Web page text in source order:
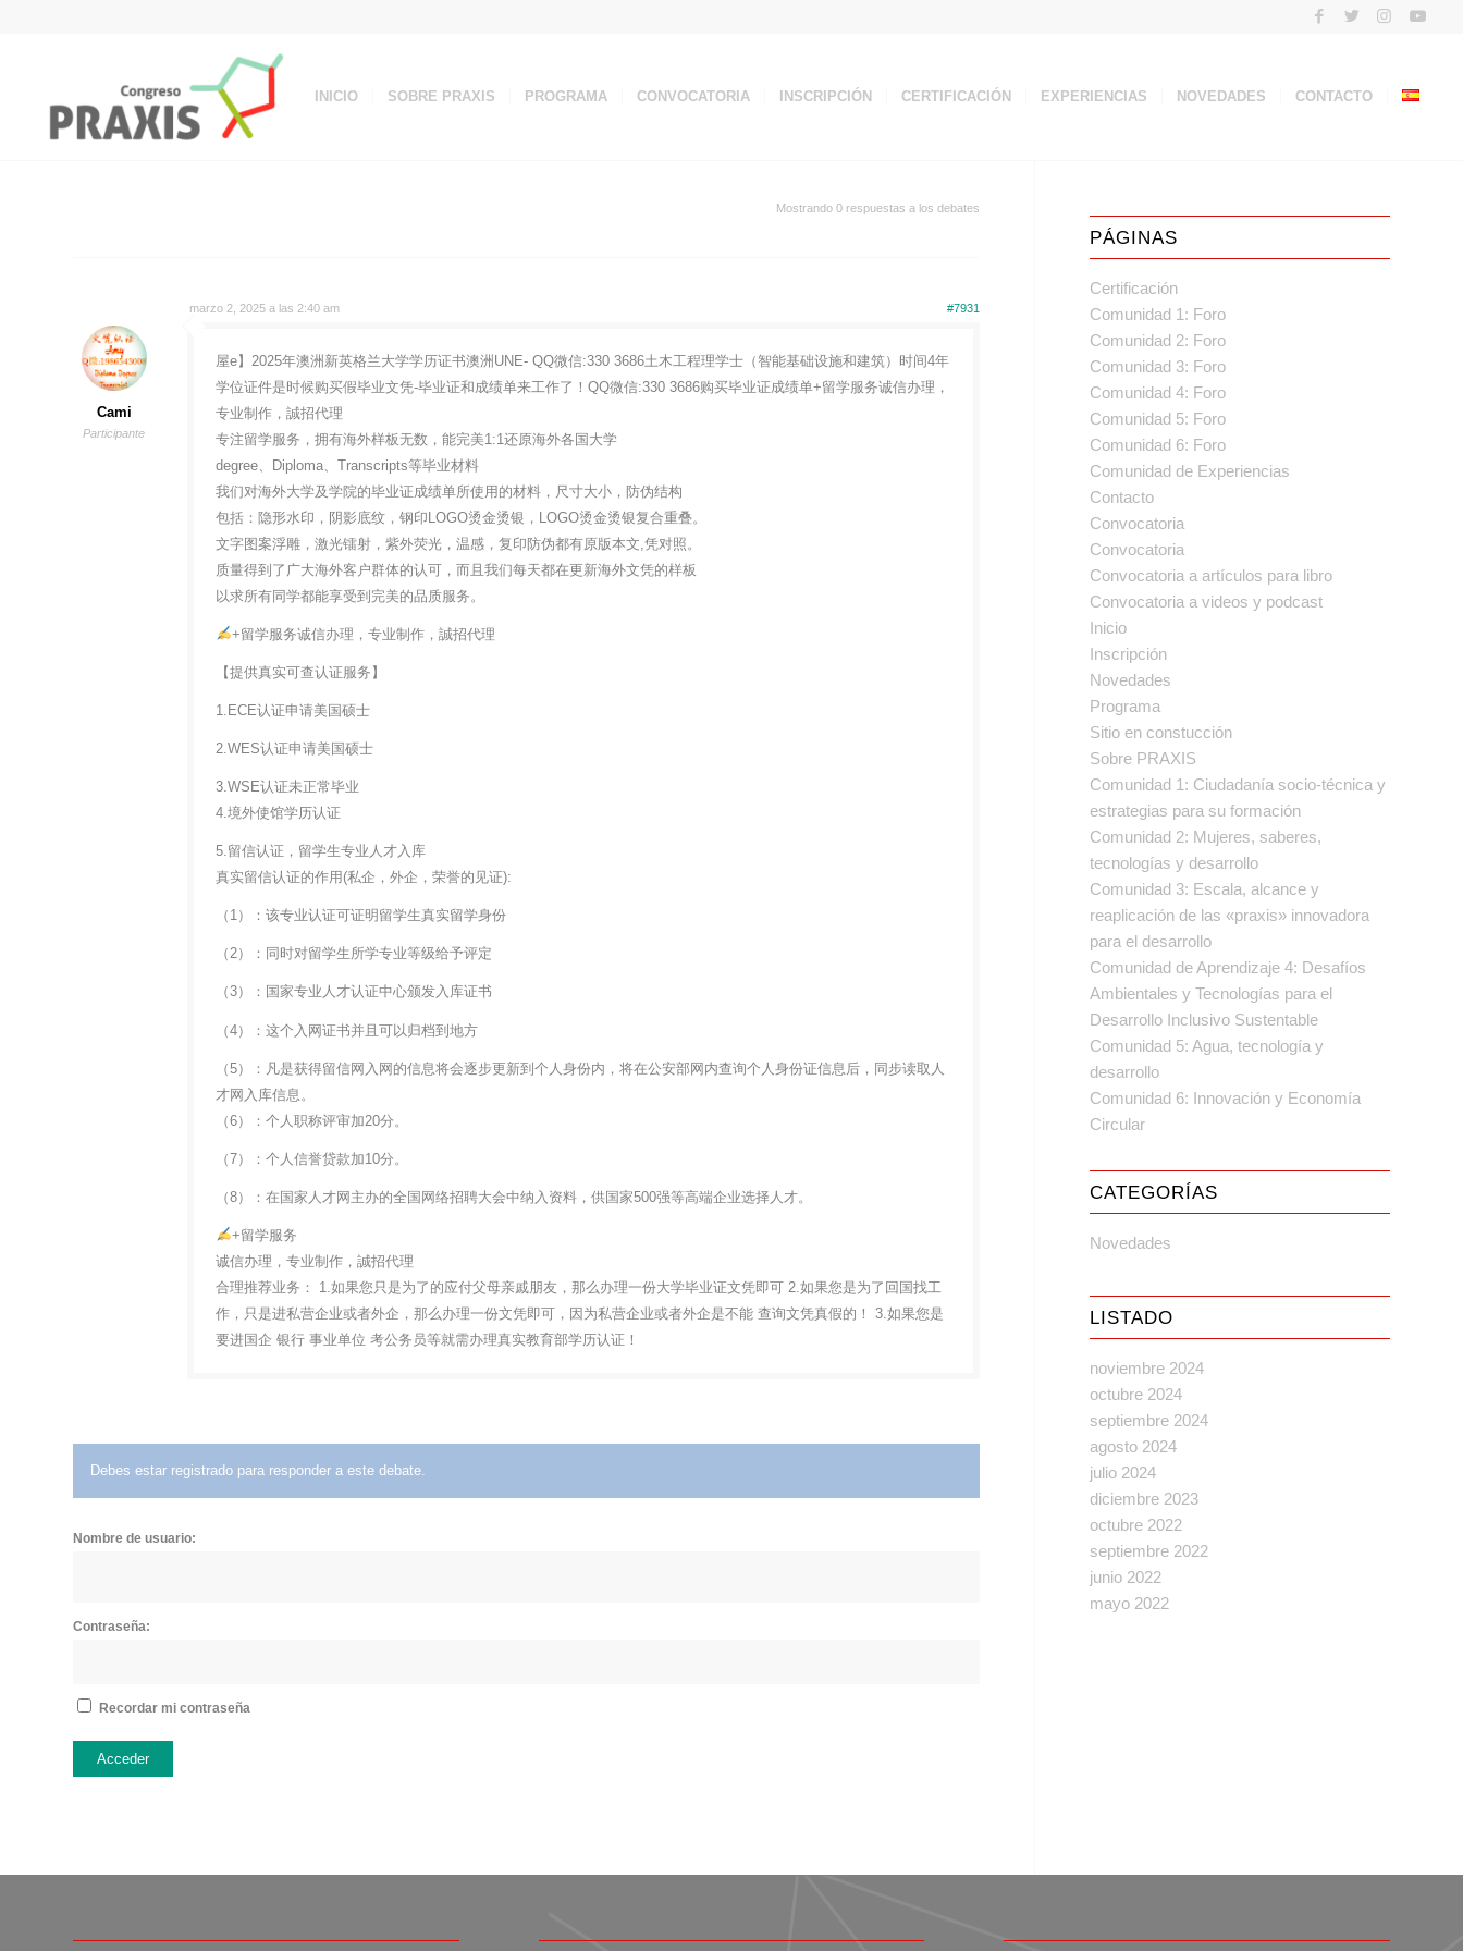
INICIO SOBRE PRAXIS PROGRAMA CONVOCATORIA INSCRIPCIÓN CERTIFICACIÓN EXPERIENCIAS NOVEDADES CONTACTO
Mostrando 0 respuestas a los debates
marzo 2, 2025 a las 2:40 am #7931
Cami
Participante
屋e】2025年澳洲新英格兰大学学历证书澳洲UNE- QQ微信:330 3686土木工程理学士（智能基础设施和建筑）时间4年
学位证件是时候购买假毕业文凭-毕业证和成绩单来工作了！QQ微信:330 3686购买毕业证成绩单+留学服务诚信办理，
专业制作，誠招代理
专注留学服务，拥有海外样板无数，能完美1:1还原海外各国大学
degree、Diploma、Transcripts等毕业材料
我们对海外大学及学院的毕业证成绩单所使用的材料，尺寸大小，防伪结构
包括：隐形水印，阴影底纹，钢印LOGO烫金烫银，LOGO烫金烫银复合重叠。
文字图案浮雕，激光镭射，紫外荧光，温感，复印防伪都有原版本文,凭对照。
质量得到了广大海外客户群体的认可，而且我们每天都在更新海外文凭的样板
以求所有同学都能享受到完美的品质服务。
+留学服务诚信办理，专业制作，誠招代理
【提供真实可查认证服务】
1.ECE认证申请美国硕士
2.WES认证申请美国硕士
3.WSE认证未正常毕业
4.境外使馆学历认证
5.留信认证，留学生专业人才入库
真实留信认证的作用(私企，外企，荣誉的见证):
（1）：该专业认证可证明留学生真实留学身份
（2）：同时对留学生所学专业等级给予评定
（3）：国家专业人才认证中心颁发入库证书
（4）：这个入网证书并且可以归档到地方
（5）：凡是获得留信网入网的信息将会逐步更新到个人身份内，将在公安部网内查询个人身份证信息后，同步读取人
才网入库信息。
（6）：个人职称评审加20分。
（7）：个人信誉贷款加10分。
（8）：在国家人才网主办的全国网络招聘大会中纳入资料，供国家500强等高端企业选择人才。
+留学服务
诚信办理，专业制作，誠招代理
合理推荐业务： 1.如果您只是为了的应付父母亲戚朋友，那么办理一份大学毕业证文凭即可 2.如果您是为了回国找工
作，只是进私营企业或者外企，那么办理一份文凭即可，因为私营企业或者外企是不能 查询文凭真假的！ 3.如果您是
要进国企 银行 事业单位 考公务员等就需办理真实教育部学历认证！
Debes estar registrado para responder a este debate.
Nombre de usuario:
Contraseña:
Recordar mi contraseña
Acceder
PÁGINAS
Certificación
Comunidad 1: Foro
Comunidad 2: Foro
Comunidad 3: Foro
Comunidad 4: Foro
Comunidad 5: Foro
Comunidad 6: Foro
Comunidad de Experiencias
Contacto
Convocatoria
Convocatoria
Convocatoria a artículos para libro
Convocatoria a videos y podcast
Inicio
Inscripción
Novedades
Programa
Sitio en constucción
Sobre PRAXIS
Comunidad 1: Ciudadanía socio-técnica y
estrategias para su formación
Comunidad 2: Mujeres, saberes,
tecnologías y desarrollo
Comunidad 3: Escala, alcance y
reaplicación de las «praxis» innovadora
para el desarrollo
Comunidad de Aprendizaje 4: Desafíos
Ambientales y Tecnologías para el
Desarrollo Inclusivo Sustentable
Comunidad 5: Agua, tecnología y
desarrollo
Comunidad 6: Innovación y Economía
Circular
CATEGORÍAS
Novedades
LISTADO
noviembre 2024
octubre 2024
septiembre 2024
agosto 2024
julio 2024
diciembre 2023
octubre 2022
septiembre 2022
junio 2022
mayo 2022